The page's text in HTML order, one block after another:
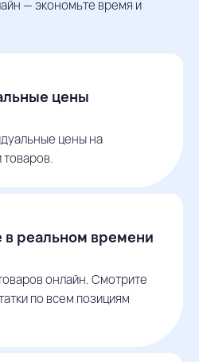
— экономьте время и
цены
цены на
в реальном времени
онлайн. Смотрите
по всем позициям